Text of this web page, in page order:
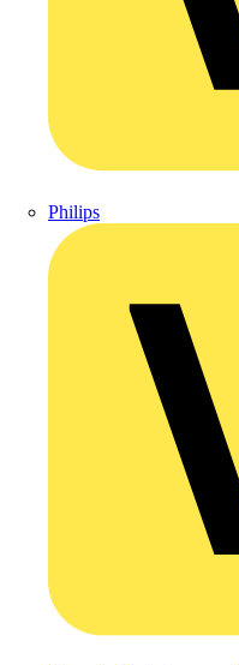
Philips